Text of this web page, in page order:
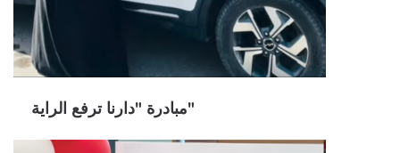
مبادرة "دارنا ترفع الراية"